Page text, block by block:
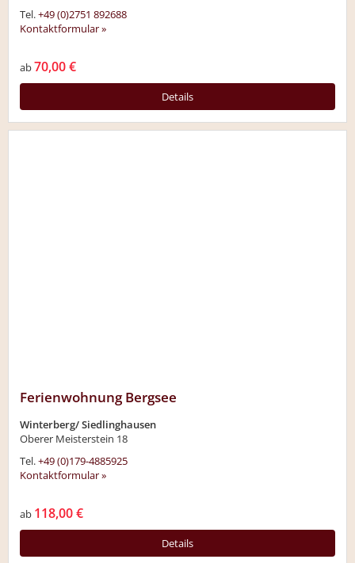
Tel.+49 (0)2751 892688
Kontaktformular »
ab70,00 €
Details
Ferienwohnung Bergsee
Winterberg/ Siedlinghausen
Oberer Meisterstein 18
Tel.+49 (0)179-4885925
Kontaktformular »
ab 118,00 €
Details